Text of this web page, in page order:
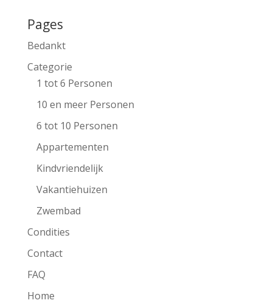
Pages
Bedankt
Categorie
1 tot 6 Personen
10 en meer Personen
6 tot 10 Personen
Appartementen
Kindvriendelijk
Vakantiehuizen
Zwembad
Condities
Contact
FAQ
Home